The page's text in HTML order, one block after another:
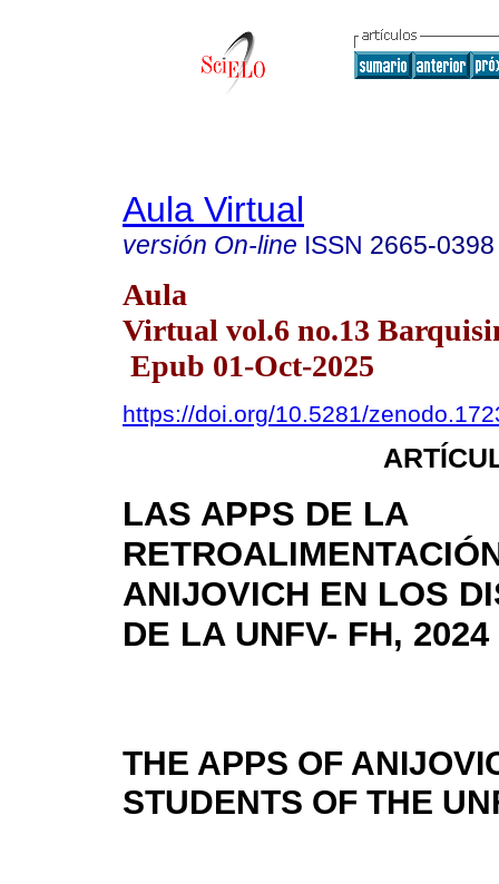
Aula Virtual
versión On-line ISSN 2665-0398
Aula
Virtual vol.6 no.13
Epub 01-Oct-2025
https://doi.org/10.5281/
LAS APPS DE LA
ANIJOVICH EN LOS
DE LA UNFV- FH, 2024
THE APPS OF
STUDENTS OF THE